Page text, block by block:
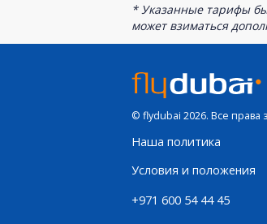
* Указанные тарифы
может взиматься
© flydubai 2026. Все
Наша политика
Условия и положения
+971 600 54 44 45